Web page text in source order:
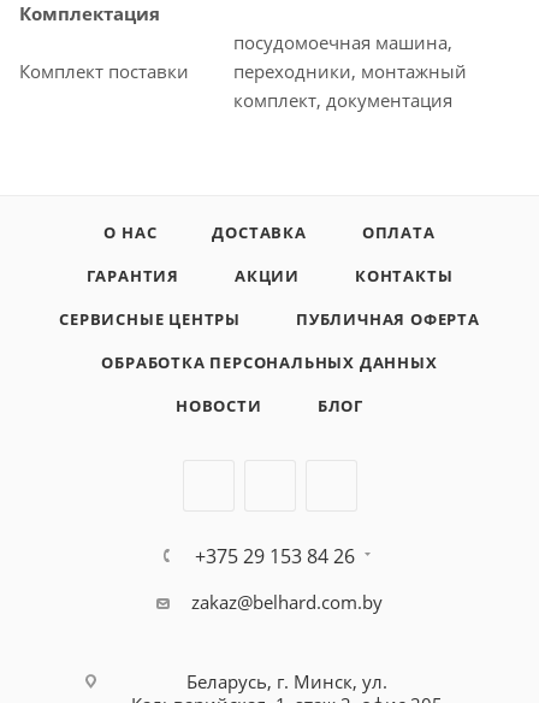
Комплектация
Комплект поставки
посудомоечная машина,
переходники, монтажный
комплект, документация
О НАС ДОСТАВКА
ОПЛАТА
ГАРАНТИЯ
АКЦИИ
КОНТАКТЫ
СЕРВИСНЫЕ ЦЕНТРЫ
ПУБЛИЧНАЯ ОФЕРТА
ОБРАБОТКА ПЕРСОНАЛЬНЫХ ДАННЫХ
НОВОСТИ
БЛОГ
+375 29 153 84 26
zakaz@belhard.com.by
Беларусь, г. Минск, ул.